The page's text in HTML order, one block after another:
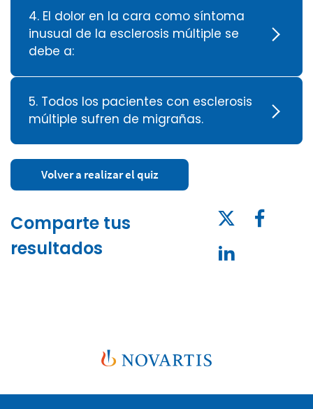
4. El dolor en la cara como síntoma
inusual de la esclerosis múltiple se
debe a:
5. Todos los pacientes con esclerosis
múltiple sufren de migrañas.
Volver a realizar el quiz
Comparte tus
resultados